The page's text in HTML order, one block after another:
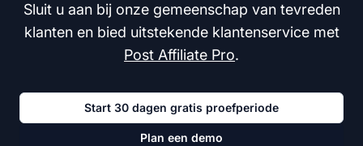
Sluit u aan bij onze gemeenschap van tevreden
klanten en bied uitstekende klantenservice met
Post Affiliate Pro.
Start 30 dagen gratis proefperiode
Plan een demo